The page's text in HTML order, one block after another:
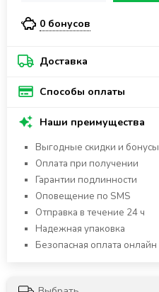
0 бонусов
Доставка
Способы оплаты
Наши преимущества
Выгодные скидки и бонусы
Оплата при получении
Гарантии подлинности
Оповещение по SMS
Отправка в течение 24 ч
Надежная упаковка
Безопасная оплата онлайн